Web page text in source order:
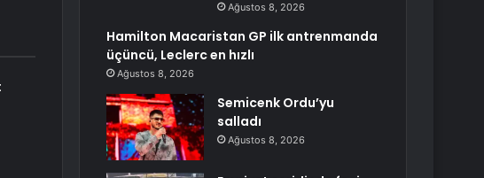
Ağustos 8, 2026
Hamilton Macaristan GP ilk antrenmanda
üçüncü, Leclerc en hızlı
Ağustos 8, 2026
Semicenk Ordu’yu
salladı
Ağustos 8, 2026